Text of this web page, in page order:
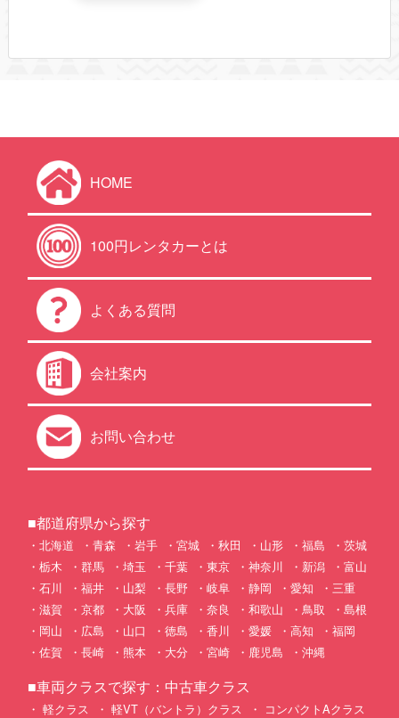
HOME
100円レンタカーとは
よくある質問
会社案内
お問い合わせ
■都道府県から探す
北海道 青森 岩手 宮城 秋田 山形 福島
茨城
栃木
群馬 埼玉 千葉 東京 神奈川 新潟
富山
石川
福井 山梨 長野 岐阜 静岡 愛知
三重
滋賀
京都 大阪 兵庫 奈良 和歌山 鳥取
島根
岡山
広島 山口 徳島 香川 愛媛 高知
福岡
佐賀
長崎 熊本 大分 宮崎 鹿児島 沖縄
■車両クラスで探す：中古車クラス
軽クラス 軽VT（バントラ）クラス
コンパクトAクラス